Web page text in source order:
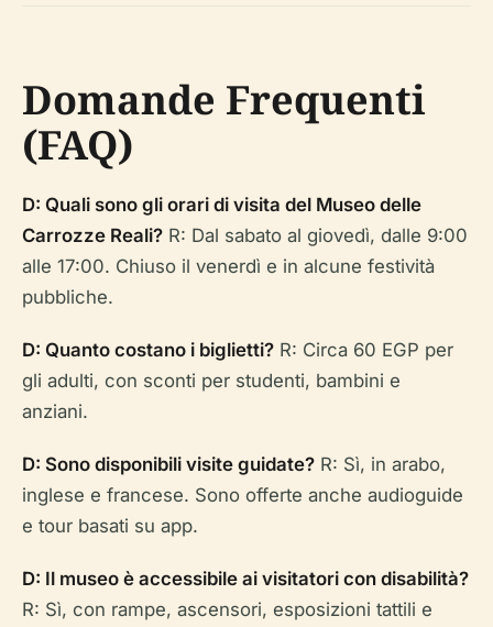
Domande Frequenti
(FAQ)
D: Quali sono gli orari di visita del Museo delle
Carrozze Reali? R: Dal sabato al giovedì, dalle 9:00
alle 17:00. Chiuso il venerdì e in alcune festività
pubbliche.
D: Quanto costano i biglietti? R: Circa 60 EGP per
gli adulti, con sconti per studenti, bambini e
anziani.
D: Sono disponibili visite guidate? R: Sì, in arabo,
inglese e francese. Sono offerte anche audioguide
e tour basati su app.
D: Il museo è accessibile ai visitatori con disabilità?
R: Sì, con rampe, ascensori, esposizioni tattili e